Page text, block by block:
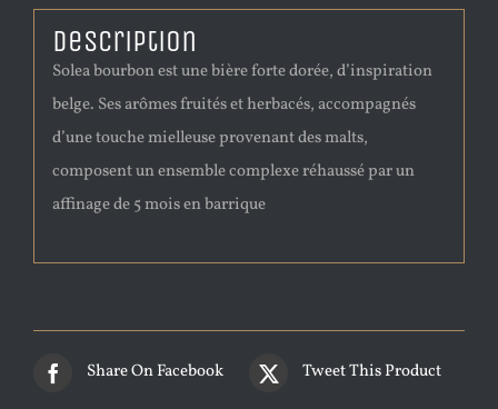
Description
Solea bourbon est une bière forte dorée, d’inspiration
belge. Ses arômes fruités et herbacés, accompagnés
d’une touche mielleuse provenant des malts,
composent un ensemble complexe réhaussé par un
affinage de 5 mois en barrique
Share On Facebook Tweet This Product